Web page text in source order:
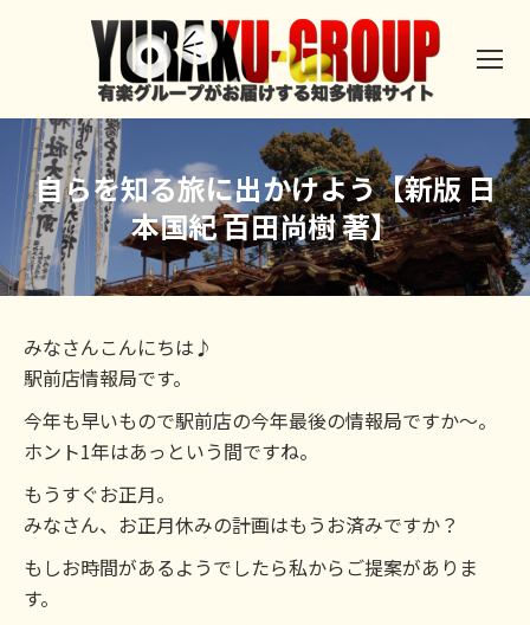
自らを知る旅に出かけよう【新版 日
本国紀 百田尚樹 著】
みなさんこんにちは♪
駅前店情報局です。
今年も早いもので駅前店の今年最後の情報局ですか～。
ホント1年はあっという間ですね。
もうすぐお正月。
みなさん、お正月休みの計画はもうお済みですか？
もしお時間があるようでしたら私からご提案がありま
す。